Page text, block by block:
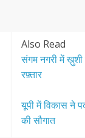
Also Read
संगम नगरी में ख़ुशी
रफ़्तार
यूपी में विकास ने
की सौगात